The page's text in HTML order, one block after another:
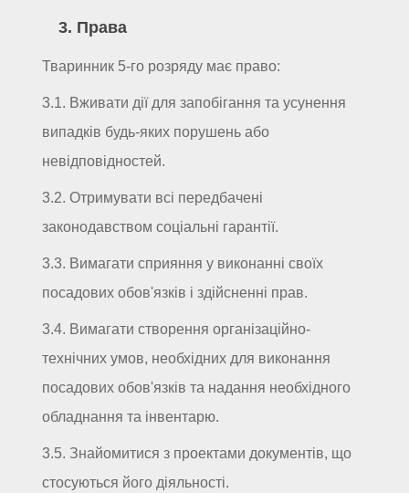
3. Права
Тваринник 5-го розряду має право:
3.1. Вживати дії для запобігання та усунення
випадків будь-яких порушень або
невідповідностей.
3.2. Отримувати всі передбачені
законодавством соціальні гарантії.
3.3. Вимагати сприяння у виконанні своїх
посадових обов'язків і здійсненні прав.
3.4. Вимагати створення організаційно-
технічних умов, необхідних для виконання
посадових обов'язків та надання необхідного
обладнання та інвентарю.
3.5. Знайомитися з проектами документів, що
стосуються його діяльності.